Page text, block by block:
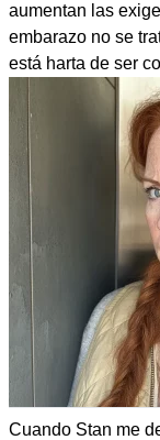
aumentan las
embarazo no se
está harta de ser
Cuando Stan me